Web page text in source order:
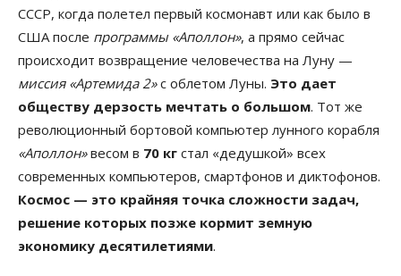
СССР, когда полетел первый космонавт или как было в
США после программы «Аполлон», а прямо сейчас
происходит возвращение человечества на Луну —
миссия «Артемида 2»с облетом Луны. Это дает
обществу дерзость мечтать о большом. Тот же
революционный бортовой компьютер лунного корабля
«Аполлон»весом в 70 кг стал «дедушкой» всех
современных компьютеров, смартфонов и диктофонов.
Космос — это крайняя точка сложности задач,
решение которых позже кормит земную
экономику десятилетиями.